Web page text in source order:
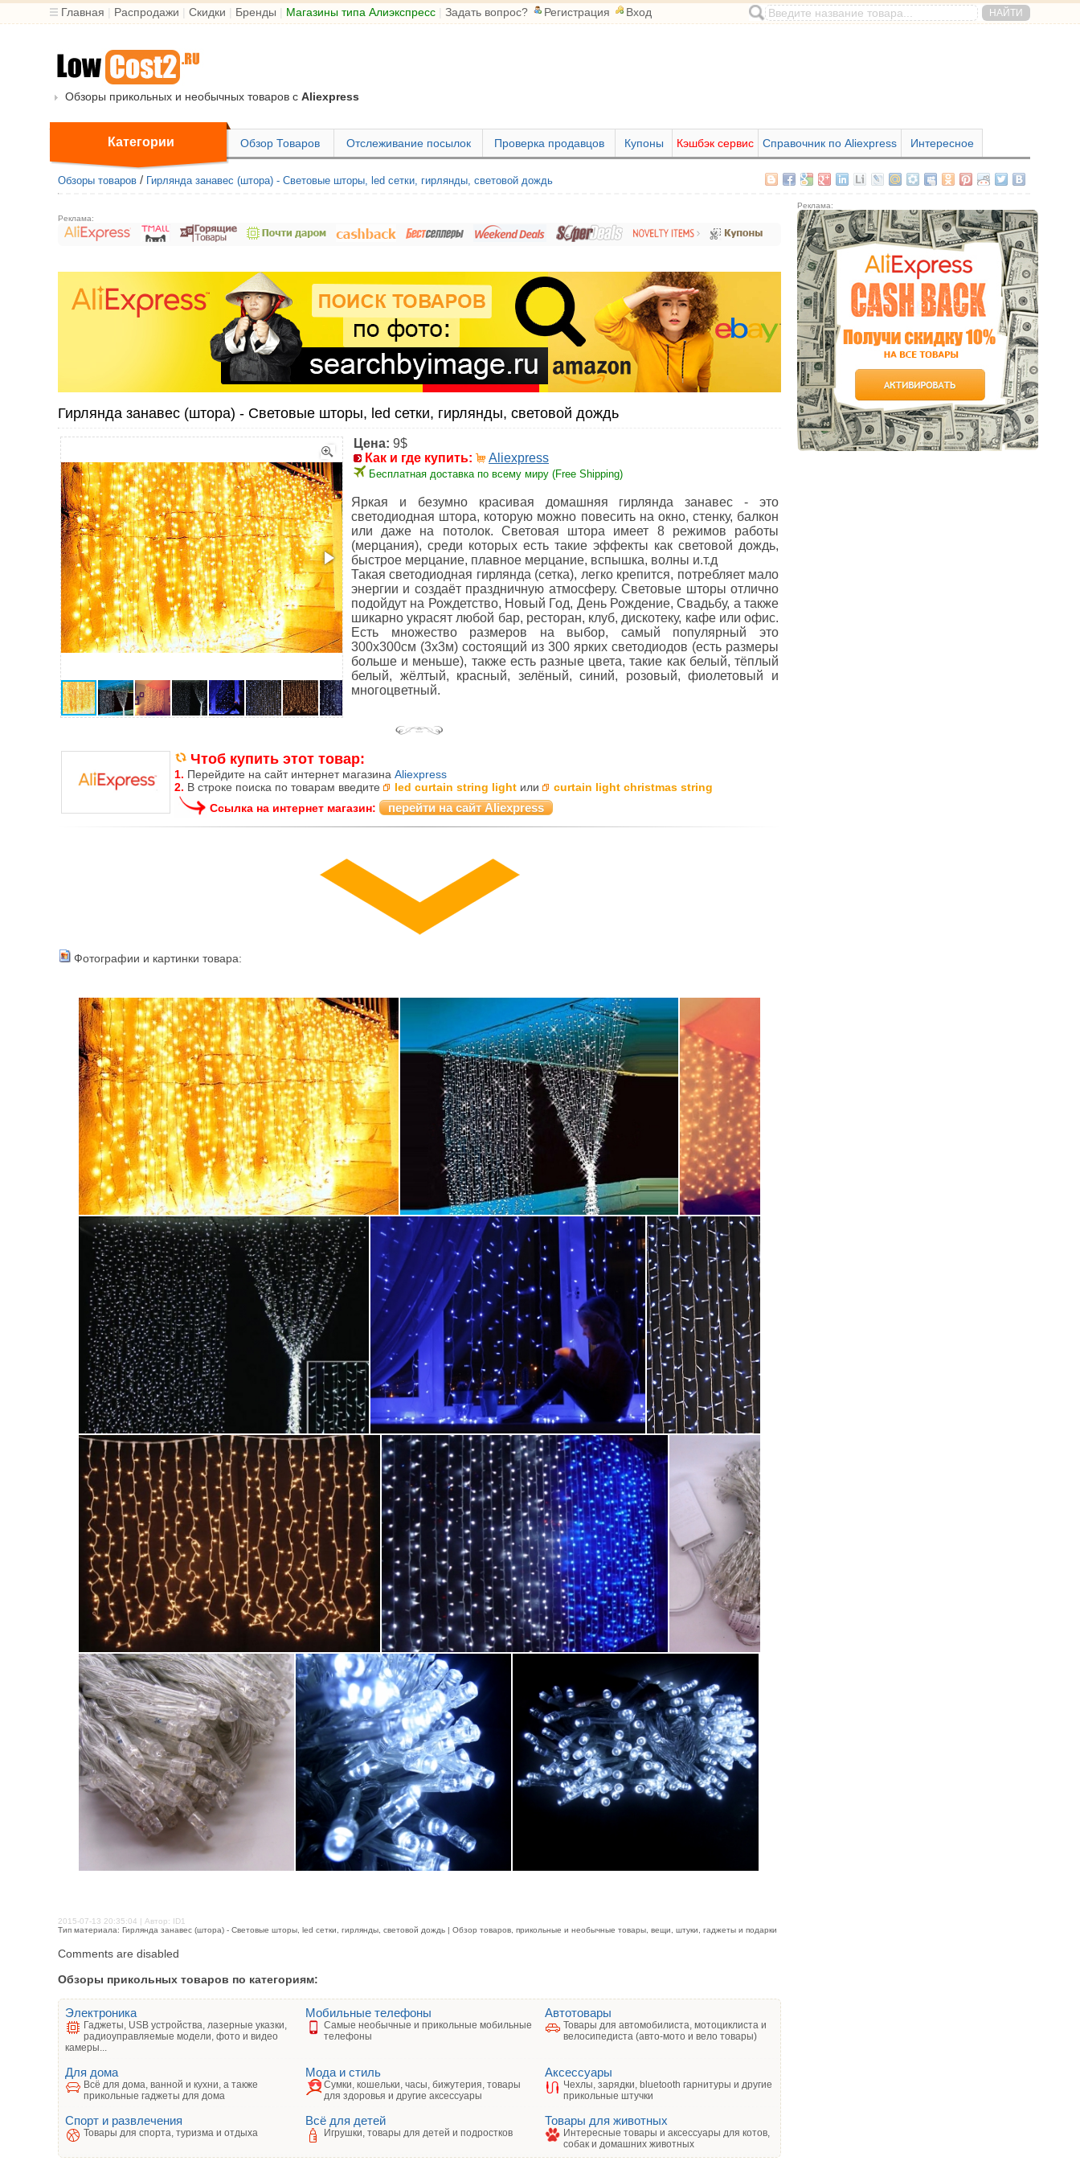
Главная | Распродажи | Скидки | Бренды | Магазины типа Алиэкспресс | Задать вопрос? Регистрация Вход
Обзоры прикольных и необычных товаров с Aliexpress
Категории Обзор Товаров Отслеживание посылок Проверка продавцов Купоны Кэшбэк сервис Справочник по Aliexpress Интересное
Обзоры товаров / Гирлянда занавес (штора) - Световые шторы, led сетки, гирлянды, световой дождь
Реклама:
Гирлянда занавес (штора) - Световые шторы, led сетки, гирлянды, световой дождь
Цена: 9$
Как и где купить:
Aliexpress
Бесплатная доставка по всему миру (Free Shipping)
Яркая и безумно красивая домашняя гирлянда занавес - это
светодиодная штора, которую можно повесить на окно, стенку, балкон
или даже на потолок. Световая штора имеет 8 режимов работы
(мерцания), среди которых есть такие эффекты как световой дождь,
быстрое мерцание, плавное мерцание, вспышка, волны и.т.д
Такая светодиодная гирлянда (сетка), легко крепится, потребляет мало
энергии и создаёт праздничную атмосферу. Световые шторы отлично
подойдут на Рождетство, Новый Год, День Рождение, Свадьбу, а также
шикарно украсят любой бар, ресторан, клуб, дискотеку, кафе или офис.
Есть множество размеров на выбор, самый популярный это
300х300см (3х3м) состоящий из 300 ярких светодиодов (есть размеры
больше и меньше), также есть разные цвета, такие как белый, тёплый
белый, жёлтый, красный, зелёный, синий, розовый, фиолетовый и
многоцветный.
Чтоб купить этот товар:
1. Перейдите на сайт интернет магазина Aliexpress
2. В строке поиска по товарам введите led curtain string lightили
curtain light christmas string
Ссылка на интернет магазин:
перейти на сайт Aliexpress
Фотографии и картинки товара:
2015-07-13 20:35:04 | Автор: ID1
Тип материала: Гирлянда занавес (штора) - Световые шторы, led сетки, гирлянды, световой дождь | Обзор товаров, прикольные и необычные товары, вещи, штуки, гаджеты и подарки
Comments are disabled
Обзоры прикольных товаров по категориям:
Электроника
Гаджеты, USB устройства, лазерные указки,
радиоуправляемые модели, фото и видео
камеры...
Мобильные телефоны
Самые необычные и прикольные мобильные
телефоны
Автотовары
Товары для автомобилиста, мотоциклиста и
велосипедиста (авто-мото и вело товары)
Для дома
Всё для дома, ванной и кухни, а также
прикольные гаджеты для дома
Мода и стиль
Сумки, кошельки, часы, бижутерия, товары
для здоровья и другие аксессуары
Аксессуары
Чехлы, зарядки, bluetooth гарнитуры и другие
прикольные штучки
Спорт и развлечения
Товары для спорта, туризма и отдыха
Всё для детей
Игрушки, товары для детей и подростков
Товары для животных
Интересные товары и аксессуары для котов,
собак и домашних животных
Реклама: